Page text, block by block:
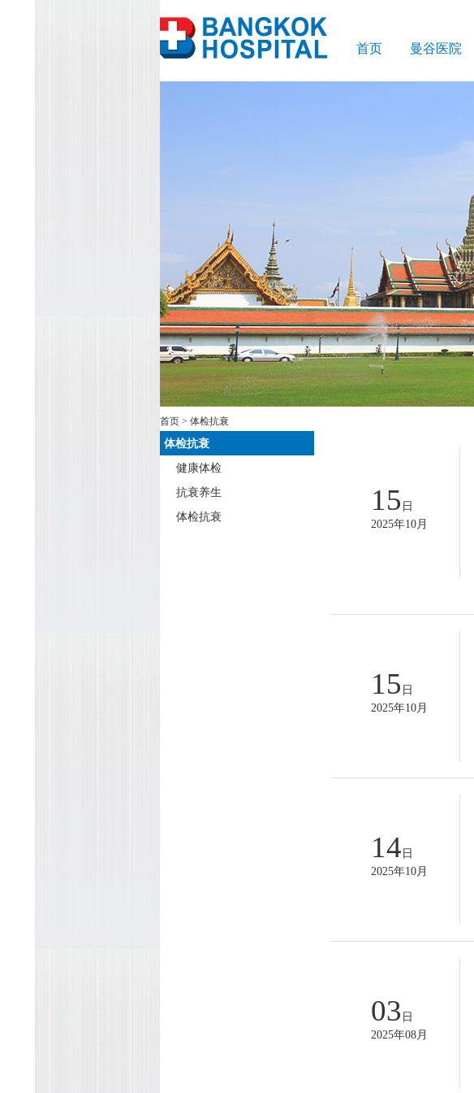
首页 曼谷医院
首页 > 体检抗衰
体检抗衰
健康体检
抗衰养生
体检抗衰
15 日
2025年10月
15 日
2025年10月
14 日
2025年10月
03 日
2025年08月